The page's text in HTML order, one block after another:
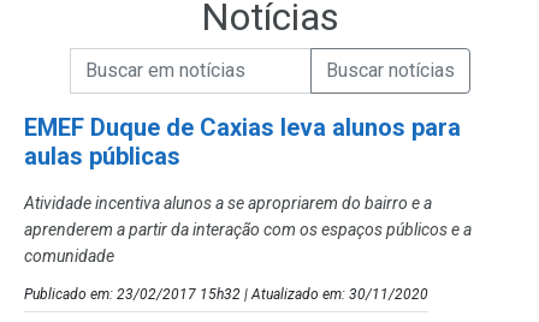
Notícias
Campo de Busca de Notícias
Campo de Busca de informaçõesEnviar a Busca de Notícias
EMEF Duque de Caxias leva alunos para
aulas públicas
Atividade incentiva alunos a se apropriarem do bairro e a
aprenderem a partir da interação com os espaços públicos e a
comunidade
Publicado em: 23/02/2017 15h32 | Atualizado em: 30/11/2020